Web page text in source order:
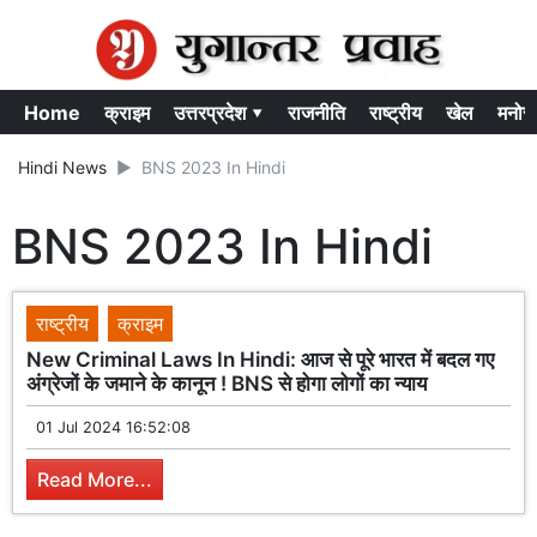
Home क्राइम उत्तरप्रदेश ▾ राजनीति राष्ट्रीय खेल
Hindi News BNS 2023 In Hindi
BNS 2023 In Hindi
राष्ट्रीय
क्राइम
New Criminal Laws In Hindi: आज से पूरे भारत में बदल गए
अंग्रेजों के जमाने के कानून ! BNS से होगा लोगों का न्याय
01 Jul 2024 16:52:08
Read More...